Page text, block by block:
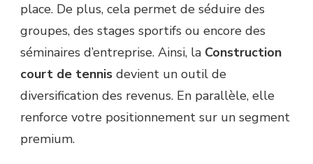
place. De plus, cela permet de séduire des
groupes, des stages sportifs ou encore des
séminaires d’entreprise. Ainsi, la Construction
court de tennis devient un outil de
diversification des revenus. En parallèle, elle
renforce votre positionnement sur un segment
premium.